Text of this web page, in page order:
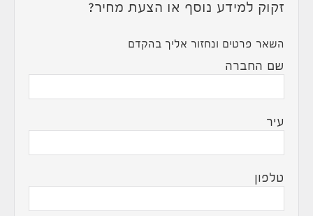
זקוק למידע נוסף או הצעת מחיר?
השאר פרטים ונחזור אליך בהקדם
שם החברה
עיר
טלפון